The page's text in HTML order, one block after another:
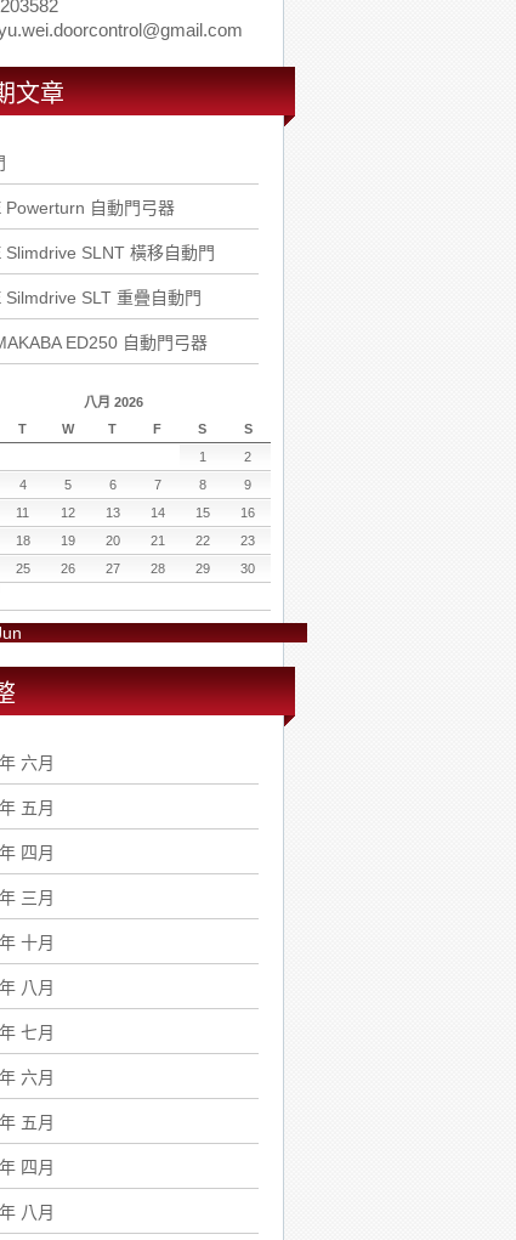
文章
Powerturn 自動門弓器
Slimdrive SLNT 橫移自動門
Silmdrive SLT 重疊自動門
ED250 自動門弓器
八月 2026
T W T F S
S
1
2
4 5 6 7 8
9
11 12 13 14 15
16
18 19 20 21 22
23
25 26 27 28 29
30
六月
五月
四月
三月
十月
八月
七月
六月
五月
四月
八月